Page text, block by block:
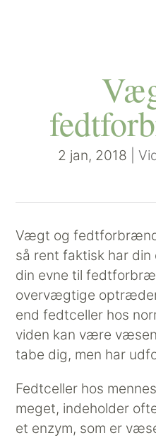
2 jan, 2018
Vægt og
så rent faktisk har
din evne til
overvægtige
end fedtceller hos
viden kan være
tabe dig, men har
Fedtceller hos
meget, indeholder
et enzym, som er